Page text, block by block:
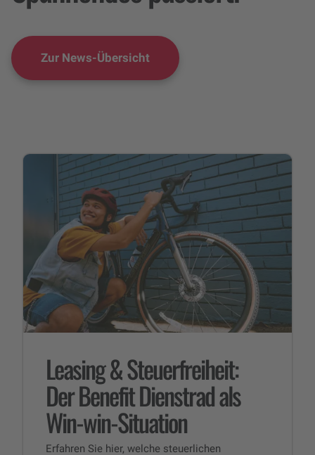
Zur News-Übersicht
Leasing & Steuerfreiheit:
Der Benefit Dienstrad als
Win-win-Situation
Erfahren Sie hier, welche steuerlichen